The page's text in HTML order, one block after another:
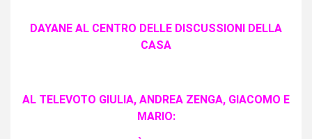
DAYANE AL CENTRO DELLE DISCUSSIONI DELLA
CASA
AL TELEVOTO GIULIA, ANDREA ZENGA, GIACOMO E
MARIO: